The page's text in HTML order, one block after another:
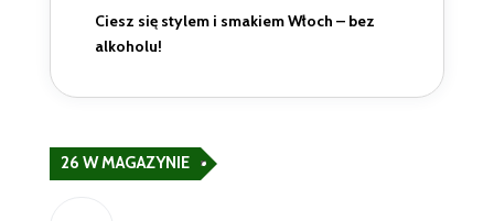
Ciesz się stylem i smakiem Włoch – bez
alkoholu!
26 W MAGAZYNIE